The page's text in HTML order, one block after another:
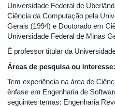
Universidade Federal de
Ciência da Computação pela
Gerais (1994) e Doutorado em
Universidade Federal de Minas
É professor titular da
Áreas de pesquisa ou interesse:
Tem experiência na área de
ênfase em Engenharia de
seguintes temas: Engenharia